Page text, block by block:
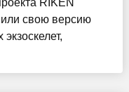
RIKEN
свою версию